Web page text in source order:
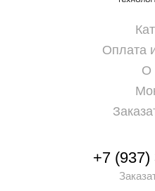
+7 (937)
Оплата
О